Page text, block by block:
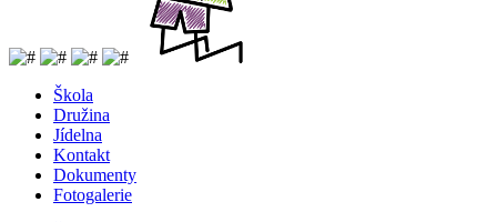
Škola
Družina
Jídelna
Kontakt
Dokumenty
Fotogalerie